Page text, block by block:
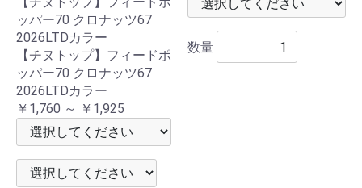
ッパー70 クロナッツ67
2026LTDカラー
【チヌトップ】フィードポ
ッパー70 クロナッツ67
2026LTDカラー
￥1,760 ～ ￥1,925
数量